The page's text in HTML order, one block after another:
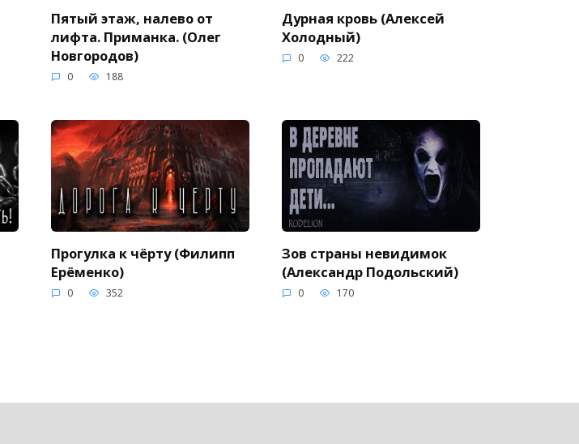
Пятый этаж, налево от
лифта. Приманка. (Олег
Новгородов)
0 188
Дурная кровь (Алексей
Холодный)
0 222
Прогулка к чёрту (Филипп
Ерёменко)
0 352
Зов страны невидимок
(Александр Подольский)
0 170